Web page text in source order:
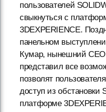
пользователей
свыкнуться с
3DEXPERIENCE.
панельном
Кумар, нынешний
представил все
позволят
доступ из обстановки
платформе